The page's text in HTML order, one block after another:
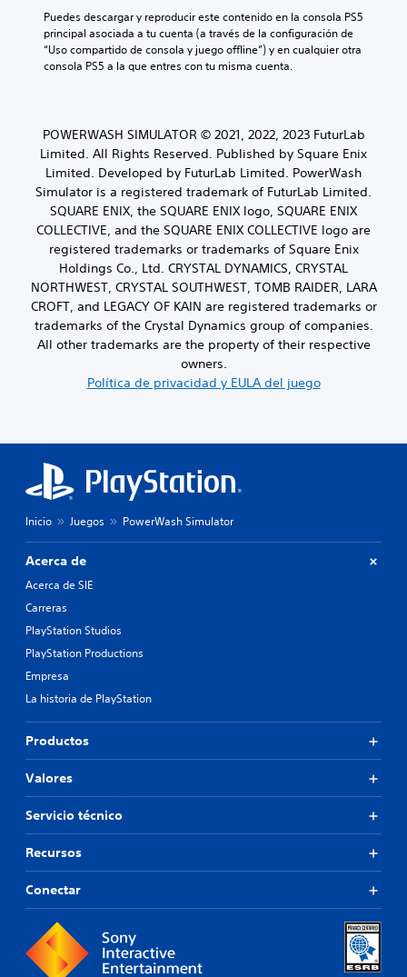
Puedes descargar y reproducir este contenido en la consola PS5
principal asociada a tu cuenta (a través de la configuración de
“Uso compartido de consola y juego offline”) y en cualquier otra
consola PS5 a la que entres con tu misma cuenta.
POWERWASH SIMULATOR © 2021, 2022, 2023 FuturLab
Limited. All Rights Reserved. Published by Square Enix
Limited. Developed by FuturLab Limited. PowerWash
Simulator is a registered trademark of FuturLab Limited.
SQUARE ENIX, the SQUARE ENIX logo, SQUARE ENIX
COLLECTIVE, and the SQUARE ENIX COLLECTIVE logo are
registered trademarks or trademarks of Square Enix
Holdings Co., Ltd. CRYSTAL DYNAMICS, CRYSTAL
NORTHWEST, CRYSTAL SOUTHWEST, TOMB RAIDER, LARA
CROFT, and LEGACY OF KAIN are registered trademarks or
trademarks of the Crystal Dynamics group of companies.
All other trademarks are the property of their respective
owners.
Política de privacidad y EULA del juego
Inicio Juegos PowerWash Simulator
Acerca de
Acerca de SIE
Carreras
PlayStation Studios
PlayStation Productions
Empresa
La historia de PlayStation
Productos
Valores
Servicio técnico
Recursos
Conectar